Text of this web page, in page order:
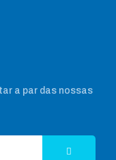
a par das nossas